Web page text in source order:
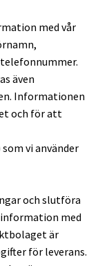
med vår
även
Informationen
och för att
vi använder
och slutföra
med
är
för leverans.